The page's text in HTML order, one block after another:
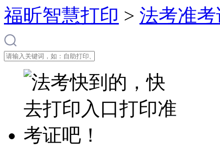
福昕智慧打印 > 法考准